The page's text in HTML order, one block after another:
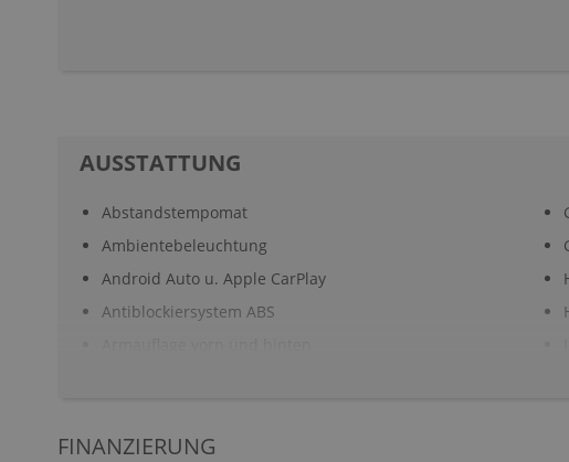
AUSSTATTUNG
Abstandstempomat
Ambientebeleuchtung
Android Auto u. Apple CarPlay
Antiblockiersystem ABS
Automatisch öffnende Heckklappe
FINANZIERUNG